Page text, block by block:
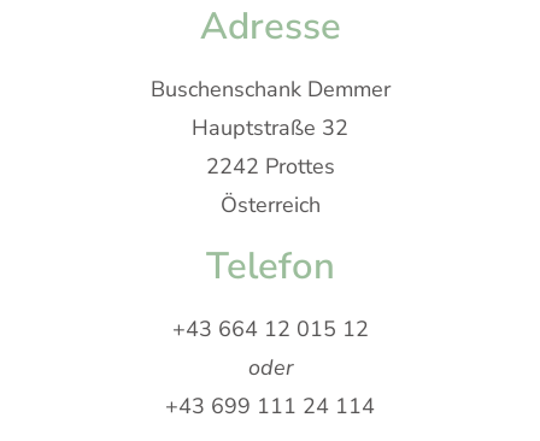
Adresse
Buschenschank Demmer
Hauptstraße 32
2242 Prottes
Österreich
Telefon
+43 664 12 015 12
oder
+43 699 111 24 114